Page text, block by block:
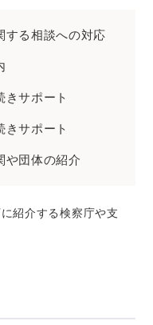
する相談への対応
きサポート
きサポート
や団体の紹介
紹介する検察庁や支